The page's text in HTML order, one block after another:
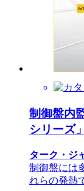
制御盤内
シリーズ」
ターク・ジ
制御盤には
れらの発熱